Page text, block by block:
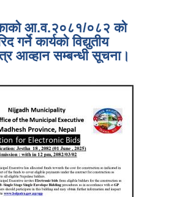
आ.व.२०८१/०८२ को
गर्ने कार्यको विद्युतीय
आव्हान सम्बन्धी सूचना।